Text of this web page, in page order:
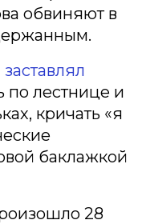
обвиняют в
заставлял
по лестнице и
кричать «я
баклажкой
28